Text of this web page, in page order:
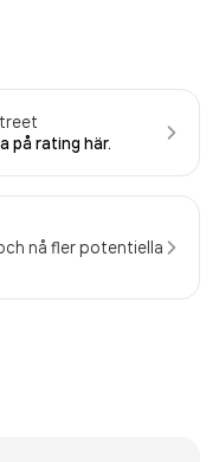
på rating här.
nå fler potentiella